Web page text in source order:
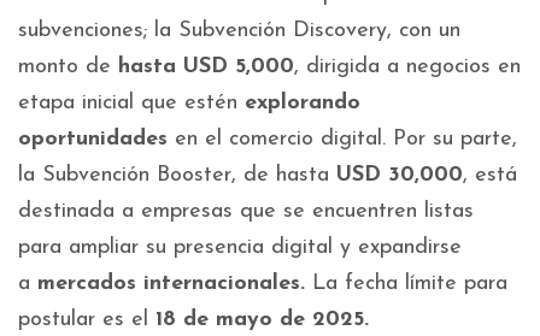
subvenciones; la Subvención Discovery, con un
monto de hasta USD 5,000, dirigida a negocios en
etapa inicial que estén explorando
oportunidades en el comercio digital. Por su parte,
la Subvención Booster, de hasta USD 30,000, está
destinada a empresas que se encuentren listas
para ampliar su presencia digital y expandirse
a mercados internacionales. La fecha límite para
postular es el 18 de mayo de 2025.